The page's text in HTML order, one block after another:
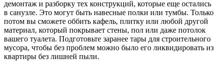
демонтаж и разборку тех конструкций, которые еще остались
в санузле. Это могут быть навесные полки или тумбы. Только
потом вы сможете оббить кафель, плитку или любой другой
материал, который покрывает стены, пол или даже потолок
вашего туалета. Подготовьте заранее тары для строительного
мусора, чтобы без проблем можно было его ликвидировать из
квартиры без лишней пыли.